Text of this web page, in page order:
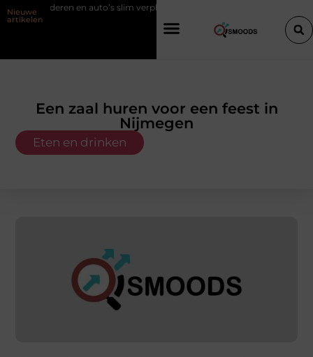
Nieuwe
artikelen
en auto’s slim verplaatsen met twee liften naast elkaar
Een zaal huren voor een feest in
Nijmegen
Eten en drinken